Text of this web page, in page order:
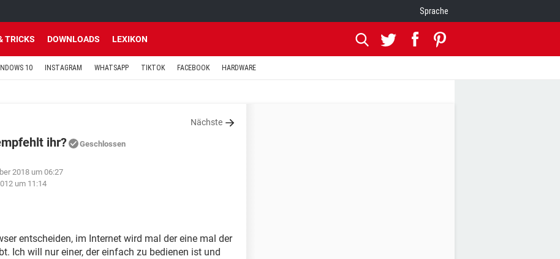
Sprache
TRICKS DOWNLOADS LEXIKON
10 INSTAGRAM WHATSAPP TIKTOK FACEBOOK HARDWARE
Nächste
ihr? Geschlossen
2018 um 06:27
um 11:14
entscheiden, im Internet wird mal der eine mal der
Ich will nur einer, der einfach zu bedienen ist und